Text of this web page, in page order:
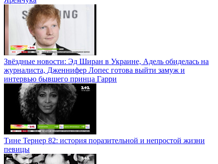
Звёздные новости: Эд Ширан в Украине, Адель обиделась на
журналиста, Дженнифер Лопес готова выйти замуж и
интервью бывшего принца Гарри
Тине Тернер 82: история поразительной и непростой жизни
певицы